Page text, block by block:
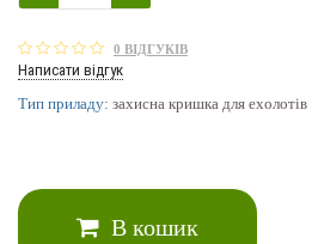
0 ВІДГУКІВ
Написати відгук
Тип приладу: захисна кришка для ехолотів
В кошик